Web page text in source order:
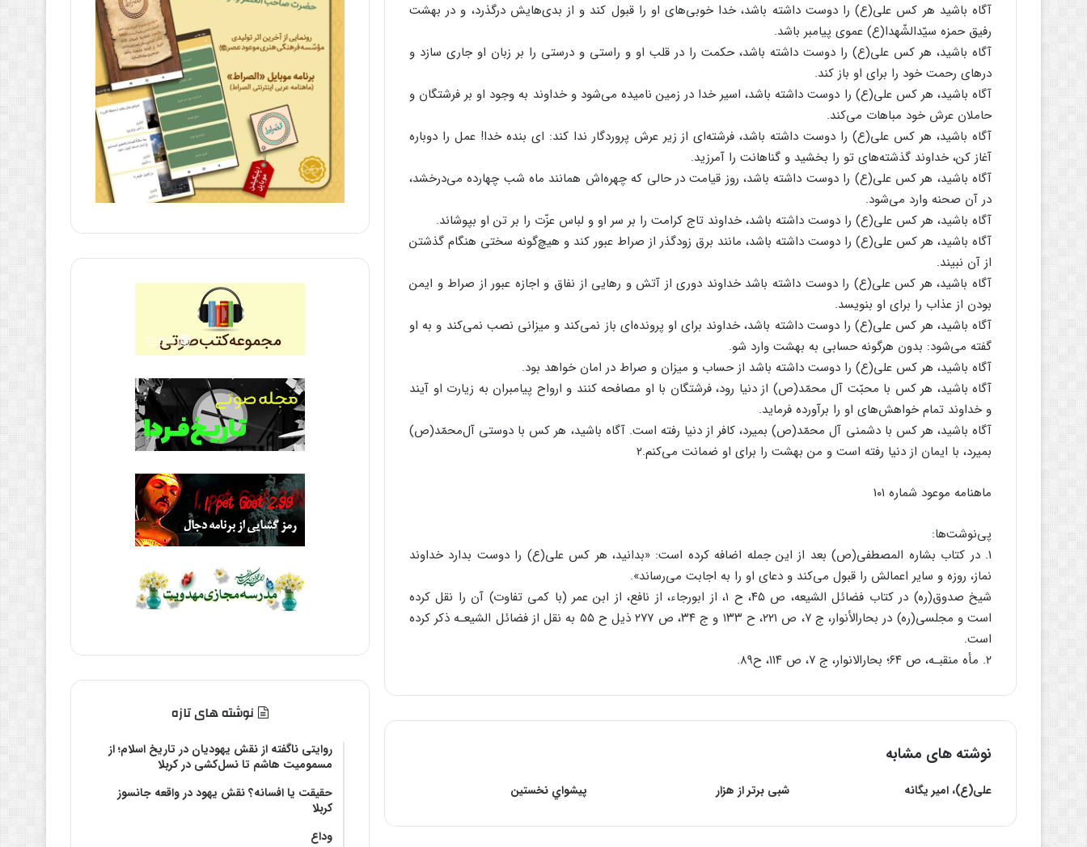
آگاه باشید هر کس علی(ع) را دوست داشته باشد، خدا خوبی‌های او را قبول کند و از بدی‌هایش درگذرد، و در بهشت
رفیق حمزه سیّد‌الشّهدا(ع) عموی پیامبر باشد.
آگاه باشید، هر کس علی(ع) را دوست داشته باشد، حکمت را در قلب او و راستی و درستی را بر زبان او جاری سازد و
درهای رحمت خود را برای او باز کند.
آگاه باشید، هر کس علی(ع) را دوست داشته باشد، اسیر خدا در زمین نامیده می‌شود و خداوند به وجود او بر فرشتگان و
حاملان عرش خود مباهات می‌کند.
آگاه باشید، هر کس علی(ع) را دوست داشته باشد، فرشته‌ای از زیر عرش پروردگار ندا کند: ای بنده خدا! عمل را دوباره
آغاز کن، خداوند گذشته‌های تو را بخشید و گناهانت را آمرزید.
آگاه باشید، هر کس علی(ع) را دوست داشته باشد، روز قیامت در حالی که چهره‌اش همانند ماه شب چهارده می‌درخشد،
در آن صحنه وارد می‌شود.
آگاه باشید، هر کس علی(ع) را دوست داشته باشد، خداوند تاج کرامت را بر سر او و لباس عزّت را بر تن او بپوشاند.
آگاه باشید، هر کس علی(ع) را دوست داشته باشد، مانند برق زودگذر از صراط عبور کند و هیچ‌گونه سختی هنگام گذشتن
از آن نبیند.
آگاه باشید، هر کس علی(ع) را دوست داشته باشد خداوند دوری از آتش و رهایی از نفاق و اجازه عبور از صراط و ایمن
بودن از عذاب را برای او بنویسد.
آگاه باشید، هر کس علی(ع) را دوست داشته باشد، خداوند برای او پرونده‌ای باز نمی‌کند و میزانی نصب نمی‌کند و به او
گفته می‌شود: بدون هرگونه حسابی به بهشت وارد شو.
آگاه باشید، هر کس علی(ع) را دوست داشته باشد از حساب و میزان و صراط در امان خواهد بود.
آگاه باشید، هر کس با محبّت آل محمّد(ص) از دنیا رود، فرشتگان با او مصافحه کنند و ارواح پیامبران به زیارت او آیند
و خداوند تمام خواهش‌های او را برآورده فرماید.
آگاه باشید، هر کس با دشمنی آل محمّد(ص) بمیرد، کافر از دنیا رفته است. آگاه باشید، هر کس با دوستی آل‌محمّد(ص)
بمیرد، با ایمان از دنیا رفته است و من بهشت را برای او ضمانت می‌کنم.۲
ماهنامه موعود شماره ۱۰۱
پی‌نوشت‌ها:‌
۱. در کتاب بشاره المصطفی(ص) بعد از این جمله اضافه کرده است: «بدانید، هر کس علی(ع) را دوست بدارد خداوند
نماز، روزه و سایر اعمالش را قبول می‌کند و دعای او را به اجابت می‌رساند».
شیخ صدوق(ره) در کتاب فضائل الشیعه، ص ۴۵، ح ۱، از ابورجاء، از نافع، از ابن عمر (با کمی تفاوت) آن را نقل کرده
است و مجلسی(ره) در بحارالأنوار، ج ۷، ص ۲۲۱، ح ۱۳۳ و ج ۳۴، ص ۲۷۷ ذیل ح ۵۵ به نقل از فضائل الشیعـه ذکر کرده
است.
۲. مأه منقبـه، ص ۶۴؛ بحارالانوار، ج ۷، ص ۱۱۴، ح۸۹.
نوشته های مشابه
علی(ع)، امیر یگانه شبی برتر از هزار پيشواي نخستين
نوشته های تازه
روایتی ناگفته از نقش یهودیان در تاریخ اسلام؛ از
مسمومیت هاشم تا نسل‌کشی در کربلا
حقیقت یا افسانه؟‌ نقش یهود در واقعه جانسوز
کربلا
وداع